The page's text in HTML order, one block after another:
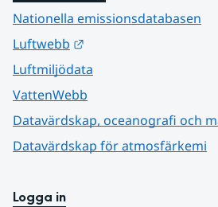
Nationella emissionsdatabasen
Luftwebb
Luftmiljödata
VattenWebb
Datavärdskap, oceanografi och
Datavärdskap för atmosfärkemi
Logga in